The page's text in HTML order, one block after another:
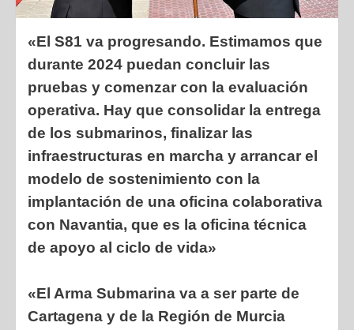
«El S81 va progresando. Estimamos que
durante 2024 puedan concluir las
pruebas y comenzar con la evaluación
operativa. Hay que consolidar la entrega
de los submarinos, finalizar las
infraestructuras en marcha y arrancar el
modelo de sostenimiento con la
implantación de una oficina colaborativa
con Navantia, que es la oficina técnica
de apoyo al ciclo de vida»
«El Arma Submarina va a ser parte de
Cartagena y de la Región de Murcia